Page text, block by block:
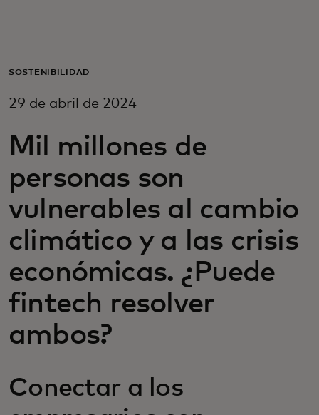
Para empresas
Noticias y tendencias
SOSTENIBILIDAD
29 de abril de 2024
Mil millones de
personas son
vulnerables al cambio
climático y a las crisis
económicas. ¿Puede
fintech resolver
ambos?
Conectar a los